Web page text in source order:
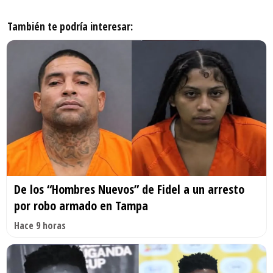
También te podría interesar:
De los “Hombres Nuevos” de Fidel a un arresto
por robo armado en Tampa
Hace 9 horas